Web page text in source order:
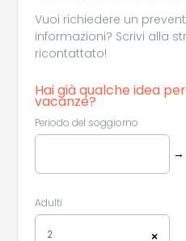
Vuoi richiedere un
informazioni? Scrivi alla
ricontattato!
Hai già qualche idea
vacanze?
Periodo del soggiorno
→
Adulti
×
2